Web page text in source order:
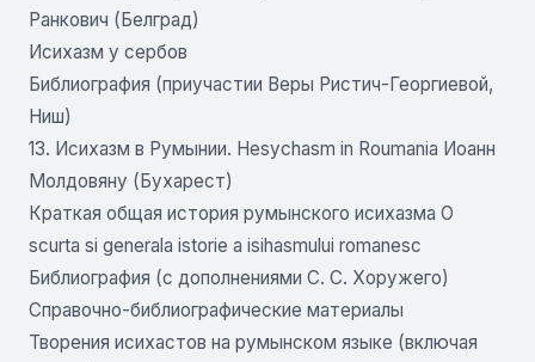
Ранкович (Белград)
Исихазм у сербов
Библиография (приучастии Веры Ристич-Георгиевой,
Ниш)
13. Исихазм в Румынии. Hesychasm in Roumania Иоанн
Молдовяну (Бухарест)
Краткая общая история румынского исихазма О
scurta si generala istorie a isihasmului romanesc
Библиография (с дополнениями С. С. Хоружего)
Справочно-библиографические материалы
Творения исихастов на румынском языке (включая